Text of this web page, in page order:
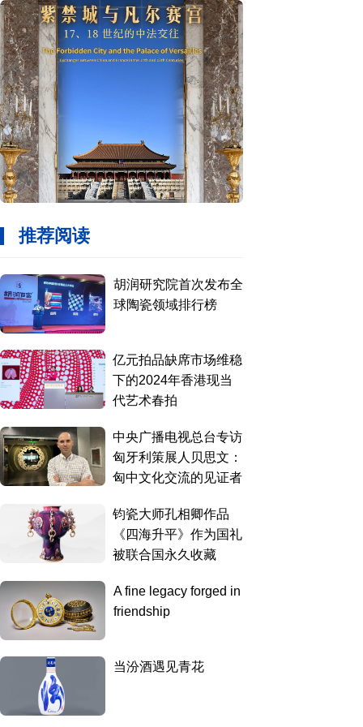
推荐阅读
胡润研究院首次发布全
球陶瓷领域排行榜
亿元拍品缺席市场维稳
下的2024年香港现当
代艺术春拍
中央广播电视总台专访
匈牙利策展人贝思文：
匈中文化交流的见证者
钧瓷大师孔相卿作品
《四海升平》作为国礼
被联合国永久收藏
A fine legacy forged in
friendship
当汾酒遇见青花